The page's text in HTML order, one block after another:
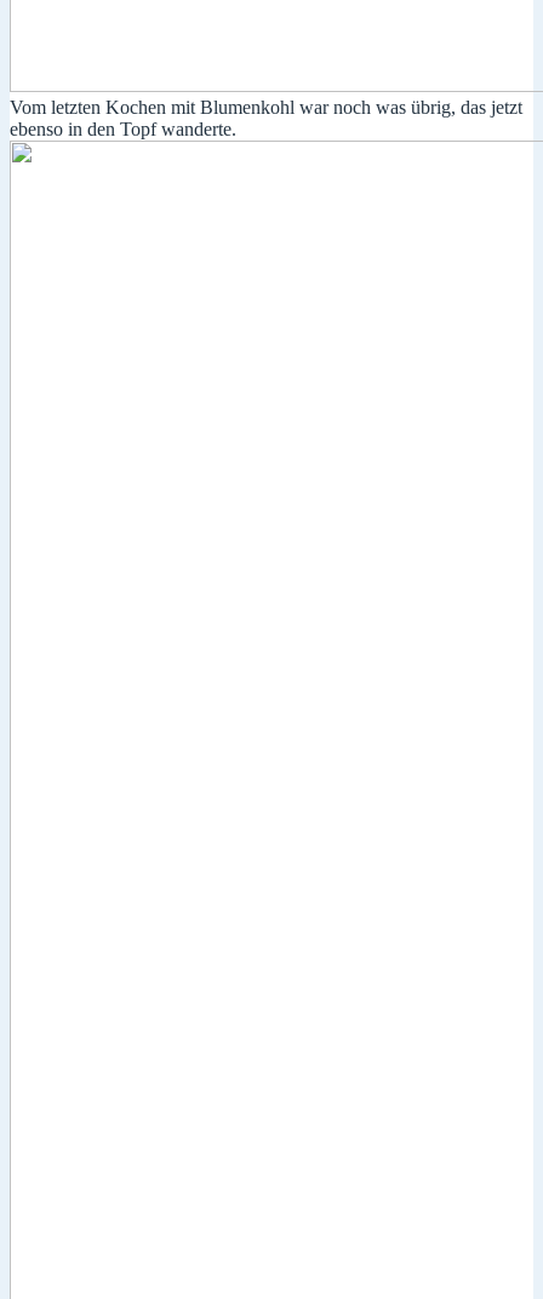
Vom letzten Kochen mit Blumenkohl war noch was übrig, das jetzt
ebenso in den Topf wanderte.